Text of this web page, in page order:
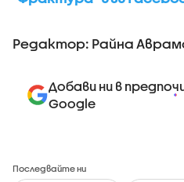
Редактор: Райна
Добави ни в
Google
Последвайте ни